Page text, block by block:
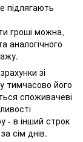
підлягають
гроші можна,
аналогічного
зі
тимчасово його
споживачеві
- в інший строк
сім днів.